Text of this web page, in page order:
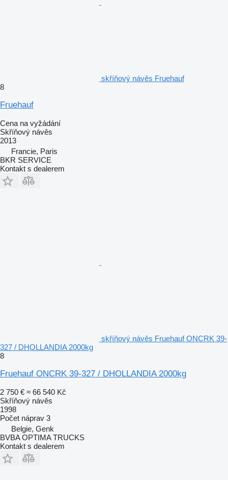
skříňový návěs Fruehauf
8
Fruehauf
Cena na vyžádání
Skříňový návěs
2013
Francie, Paris
BKR SERVICE
Kontakt s dealerem
skříňový návěs Fruehauf ONCRK 39-
327 / DHOLLANDIA 2000kg
8
Fruehauf ONCRK 39-327 / DHOLLANDIA 2000kg
2 750 € ≈ 66 540 Kč
Skříňový návěs
1998
Počet náprav 3
Belgie, Genk
BVBA OPTIMA TRUCKS
Kontakt s dealerem